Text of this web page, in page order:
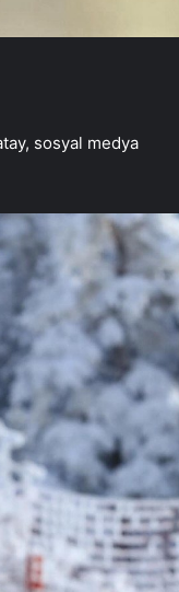
sosyal medya